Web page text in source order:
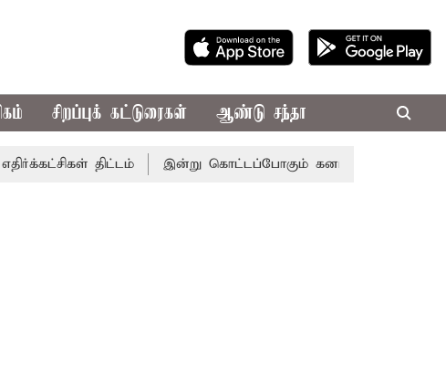
சிறப்புக் கட்டுரைகள் ஆண்டு சந்தா
திட்டம் இன்று கொட்டப்போகும் கனமழை.. எந்தெந்த